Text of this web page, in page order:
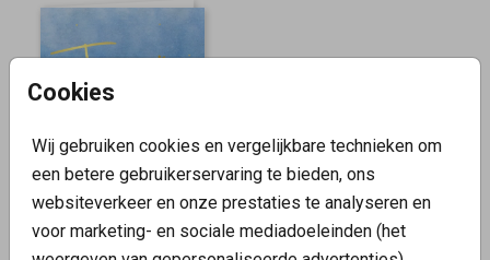
Cookies
Wij gebruiken cookies en vergelijkbare technieken om
een betere gebruikerservaring te bieden, ons
websiteverkeer en onze prestaties te analyseren en
voor marketing- en sociale mediadoeleinden (het